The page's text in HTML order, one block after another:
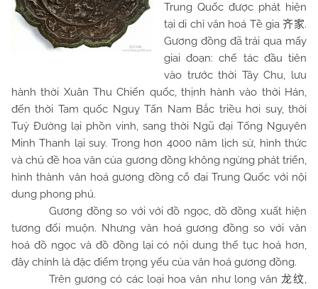
Trung Quốc được phát hiện
tại di chỉ văn hoá Tề gia齐家.
Gương đồng đã trải qua mấy
giai đoạn: chế tác đầu tiên
vào trước thời Tây Chu, lưu
hành thời Xuân Thu Chiến quốc, thịnh hành vào thời Hán,
đến thời Tam quốc Nguỵ Tấn Nam Bắc triều hơi suy, thời
Tuỳ Đường lại phồn vinh, sang thời Ngũ đại Tống Nguyên
Minh Thanh lại suy. Trong hơn 4000 năm lịch sử, hình thức
và chủ đề hoa văn của gương đồng không ngừng phát triển,
hình thành văn hoá gương đồng cổ đại Trung Quốc với nội
dung phong phú.
Gương đồng so với với đồ ngọc, đồ đồng xuất hiện
tương đối muộn. Nhưng văn hoá gương đồng so với văn
hoá đồ ngọc và đồ đồng lại có nội dung thế tục hoá hơn,
đây chính là đặc điểm trọng yếu của văn hoá gương đồng.
Trên gương có các loại hoa văn như long văn龙纹,